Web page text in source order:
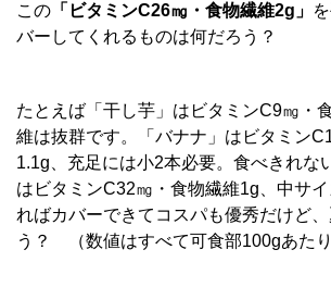
この 「ビタミンC26㎎・食物繊維2g」
バーしてくれるものは何だろう？
たとえば「干し芋」はビタミンC9㎎・
維は抜群です。「バナナ」はビタミン
1.1g、充足には小2本必要。食べきれな
はビタミンC32㎎・食物繊維1g、中サ
ればカバーできてコスパも優秀だけど
う？ （数値はすべて可食部100gあたり